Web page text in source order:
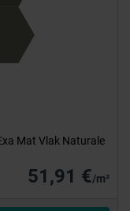
Mat Vlak Naturale
51,91 €/m²